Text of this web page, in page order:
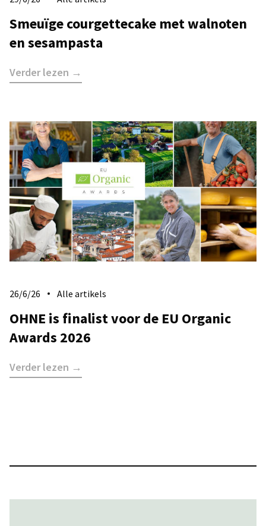
​Smeuïge courgettecake met walnoten
en sesampasta
Verder lezen →
26/6/26 Alle artikels
​OHNE is finalist voor de EU Organic
Awards 2026
Verder lezen →